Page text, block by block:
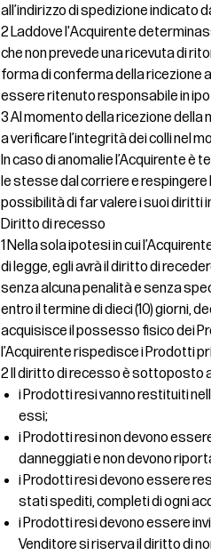
all’indirizzo di spedizione indicato
2 Laddove l'Acquirente
che non prevede una ricevuta di
forma di conferma della ricezione
essere ritenuto responsabile in
3 Al momento della ricezione della
a verificare l’integrità dei colli nel
In caso di anomalie l’Acquirente
le stesse dal corriere e
possibilità di far valere i suoi diritti
Diritto di recesso
1 Nella sola ipotesi in cui
di legge, egli avrà il diritto di
senza alcuna penalità e senza
entro il termine di dieci (10) giorni,
acquisisce il possesso fisico dei
l’Acquirente rispedisce i Prodotti
2 Il diritto di recesso è sottoposto
i Prodotti resi vanno restituiti
essi;
i Prodotti resi non devono
danneggiati e non devono
i Prodotti resi devono essere
stati spediti, completi di ogni
i Prodotti resi devono essere
Venditore si riserva il diritto di